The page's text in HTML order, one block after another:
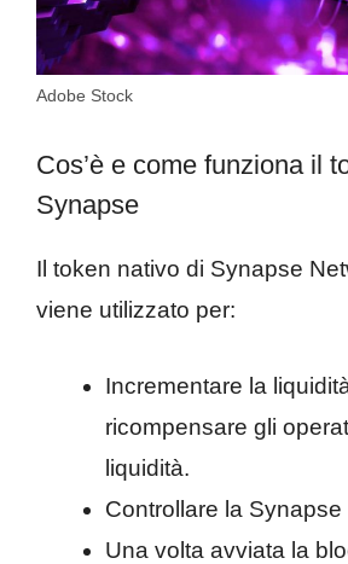
Adobe Stock
Cos’è e come funziona il
Synapse
Il token nativo di Synapse
viene utilizzato per:
Incrementare la
ricompensare gli
liquidità.
Controllare la Synapse
Una volta avviata la